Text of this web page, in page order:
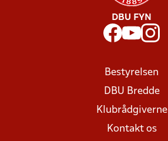
DBU FYN
Bestyrelsen
DBU Bredde
Klubrådgiverne
Kontakt os